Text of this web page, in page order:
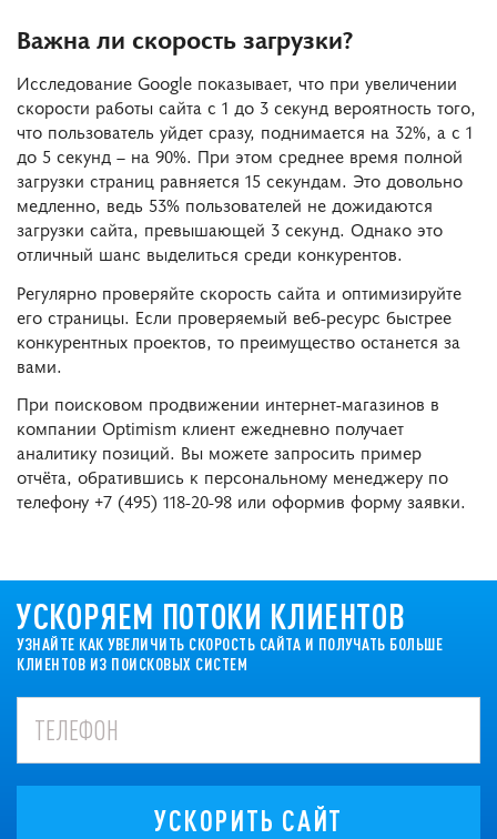
Важна ли скорость загрузки?
Исследование Google показывает, что при увеличении
скорости работы сайта с 1 до 3 секунд вероятность того,
что пользователь уйдет сразу, поднимается на 32%, а с 1
до 5 секунд – на 90%. При этом среднее время полной
загрузки страниц равняется 15 секундам. Это довольно
медленно, ведь 53% пользователей не дожидаются
загрузки сайта, превышающей 3 секунд. Однако это
отличный шанс выделиться среди конкурентов.
Регулярно проверяйте скорость сайта и оптимизируйте
его страницы. Если проверяемый веб-ресурс быстрее
конкурентных проектов, то преимущество останется за
вами.
При поисковом продвижении интернет-магазинов в
компании Optimism клиент ежедневно получает
аналитику позиций. Вы можете запросить пример
отчёта, обратившись к персональному менеджеру по
телефону +7 (495) 118-20-98 или оформив форму заявки.
УСКОРЯЕМ ПОТОКИ КЛИЕНТОВ
УЗНАЙТЕ КАК УВЕЛИЧИТЬ СКОРОСТЬ САЙТА И ПОЛУЧАТЬ БОЛЬШЕ
КЛИЕНТОВ ИЗ ПОИСКОВЫХ СИСТЕМ
УСКОРИТЬ САЙТ